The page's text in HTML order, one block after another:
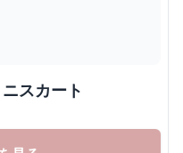
スカート